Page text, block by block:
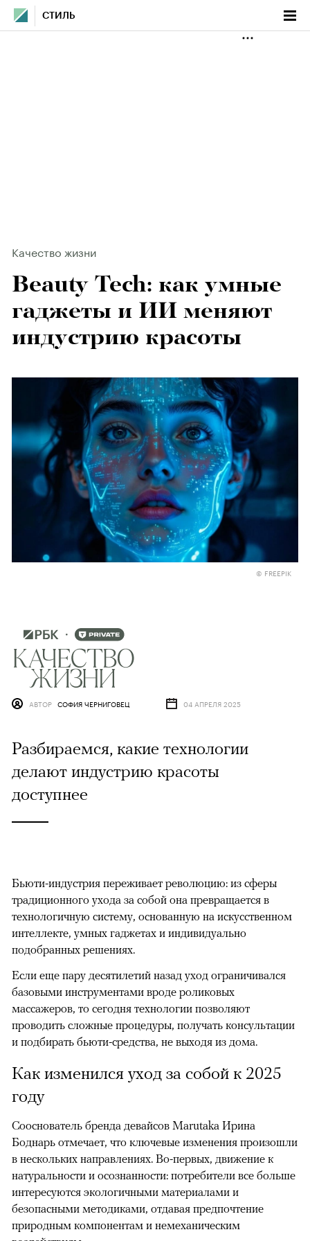
СТИЛЬ
Качество жизни
Beauty Tech: как умные
гаджеты и ИИ меняют
индустрию красоты
© FREEPIK
АВТОР СОФИЯ ЧЕРНИГОВЕЦ 04 АПРЕЛЯ 2025
Разбираемся, какие технологии
делают индустрию красоты
доступнее
Бьюти-индустрия переживает революцию: из сферы
традиционного ухода за собой она превращается в
технологичную систему, основанную на искусственном
интеллекте, умных гаджетах и индивидуально
подобранных решениях.
Если еще пару десятилетий назад уход ограничивался
базовыми инструментами вроде роликовых
массажеров, то сегодня технологии позволяют
проводить сложные процедуры, получать консультации
и подбирать бьюти-средства, не выходя из дома.
Как изменился уход за собой к 2025
году
Сооснователь бренда девайсов Marutaka Ирина
Боднарь отмечает, что ключевые изменения произошли
в нескольких направлениях. Во-первых, движение к
натуральности и осознанности: потребители все больше
интересуются экологичными материалами и
безопасными методиками, отдавая предпочтение
природным компонентам и немеханическим